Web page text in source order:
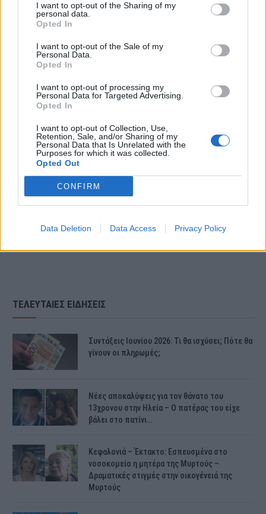
I want to opt-out of the Sharing of my
personal data.
Opted In
I want to opt-out of the Sale of my
Personal Data.
Opted In
I want to opt-out of processing my
Personal Data for Targeted Advertising.
Opted In
I want to opt-out of Collection, Use,
Retention, Sale, and/or Sharing of my
Personal Data that Is Unrelated with the
Purposes for which it was collected.
Opted Out
CONFIRM
Data Deletion Data Access Privacy Policy
Δείτε το βίντεο:
ΤΕΛΕΥΤΑΙΕΣ ΕΙΔΗΣΕΙΣ
Συντάξεις Ιουνίου 2026: Τι θα ισχύσει; Πότε θα
γίνουν οι πληρωμές;
Νέες αποκαλύψεις για τον θάνατο του
13χρονου στην Ηλεία – Ο πατέρας του είχε
βάλει στο πατίνι…
Κεφαλονιά – Έκτακτο: Εσπευσμένα στο
νοσοκομείο η μητέρα της Μυρτούς –
Δραματικές στιγμές στην οικογένειά της
Μυρτούς